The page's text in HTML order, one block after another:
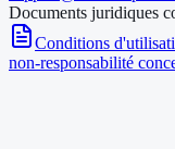
Documents juridiques
Conditions
non-responsabilité